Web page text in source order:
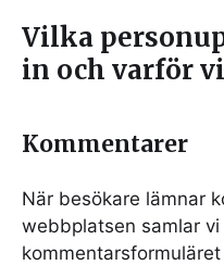
Vilka
in och varför
Kommentarer
När besökare lämnar
webbplatsen samlar